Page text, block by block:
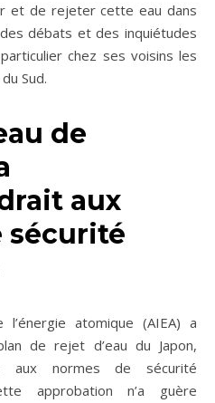
et de rejeter cette eau dans
débats et des inquiétudes
chez ses voisins les
Sud.
de
aux
sécurité
l’énergie atomique (AIEA) a
de rejet d’eau du Japon,
aux normes de sécurité
approbation n’a guère